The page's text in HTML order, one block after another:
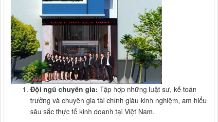
Đội ngũ chuyên gia: Tập hợp những luật sư, kế toán
trưởng và chuyên gia tài chính giàu kinh nghiệm, am hiểu
sâu sắc thực tế kinh doanh tại Việt Nam.